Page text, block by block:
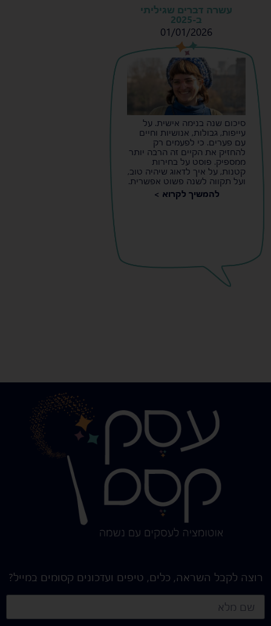
עשרה דברים שגיליתי
ב-2025
01/01/2026
s
סיכום שנה בנימה אישית. על
עייפות, גבולות, אנושיות וחיים
עם פערים. כי לפעמים רק
להחזיק את הקיים זה הרבה יותר
ממספיק. פוסט על בחירות
קטנות, על איך לדאוג שיהיה טוב,
ועל תקווה לשנה פשוט אפשרית.
להמשיך לקרוא >
רוצה לקבל השראה, כלים, טיפים ועדכונים קסומים במייל?